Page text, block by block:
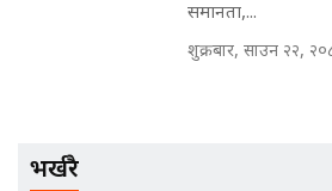
मृतकका
बदनियत ! न्याय
समानता,...
शुक्रबार, साउन २२,
भर्खरै